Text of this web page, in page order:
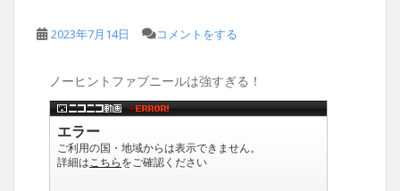
2023年7月14日 コメントをする
ノーヒントファブニールは強すぎる！